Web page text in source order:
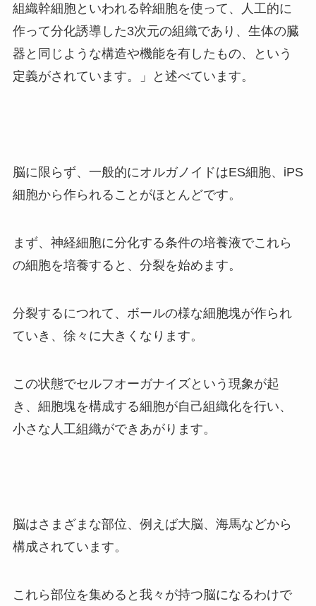
組織幹細胞といわれる幹細胞を使って、人工的に
作って分化誘導した3次元の組織であり、生体の臓
器と同じような構造や機能を有したもの、という
定義がされています。」と述べています。
脳に限らず、一般的にオルガノイドはES細胞、 iPS
細胞から作られることがほとんどです。
まず、神経細胞に分化する条件の培養液でこれら
の細胞を培養すると、分裂を始めます。
分裂するにつれて、ボールの様な細胞塊が作られ
ていき、徐々に大きくなります。
この状態でセルフオーガナイズという現象が起
き、細胞塊を構成する細胞が自己組織化を行い、
小さな人工組織ができあがります。
脳はさまざまな部位、例えば大脳、海馬などから
構成されています。
これら部位を集めると我々が持つ脳になるわけで